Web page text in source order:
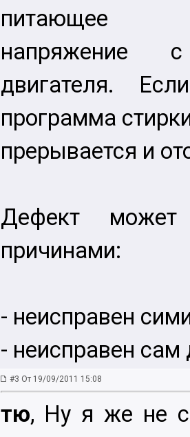
питающее
напряжение
двигателя.
программа
прерывается и
Дефект
причинами:
- неисправен
- неисправен сам
#3 От 19/09/2011 15:08
тю, Ну я же не